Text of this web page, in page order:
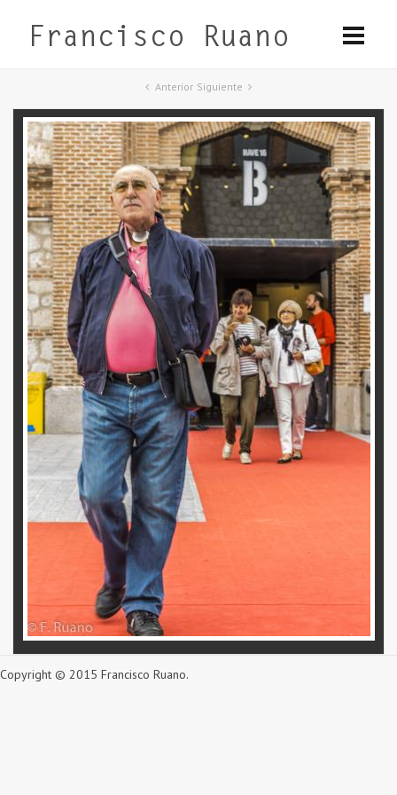
Anterior Siguiente
Copyright © 2015 Francisco Ruano.